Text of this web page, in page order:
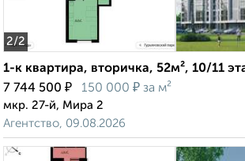
2/2
1-к квартира, вторичка, 52м², 10/11
7 744 500 ₽ 150 000 ₽ за м²
мкр. 27-й, Мира 2
Агентство, 09.08.2026